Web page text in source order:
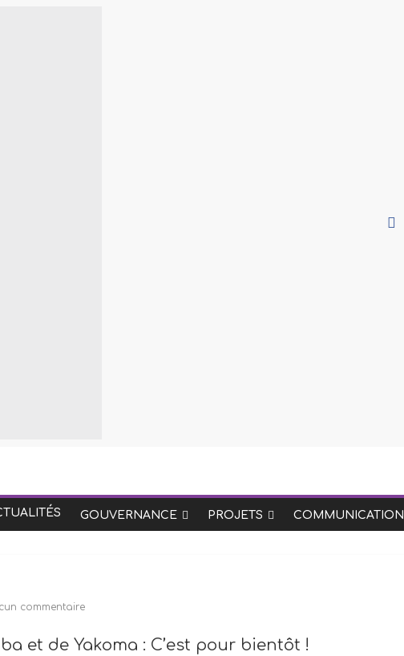
GOUVERNANCE PROJETS COMMUNICATION
commentaire
et de Yakoma : C’est pour bientôt !